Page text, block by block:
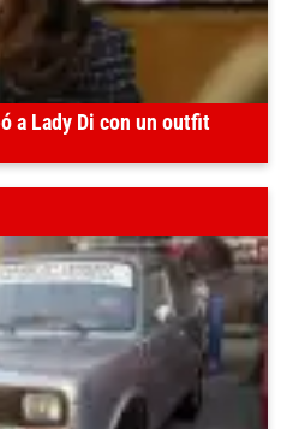
a Lady Di con un outfit